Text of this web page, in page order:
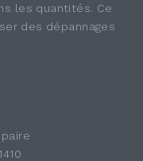
les quantités. Ce
des dépannages